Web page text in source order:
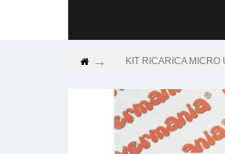
KIT RICARICA